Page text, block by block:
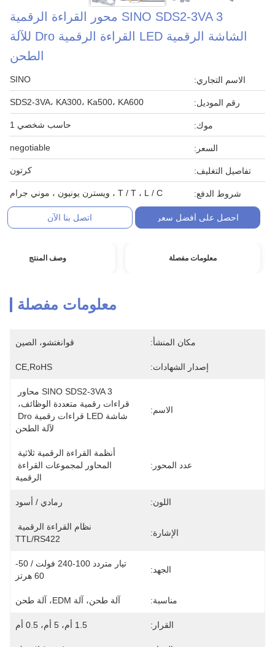
SINO SDS2-3VA 3 محور القراءة الرقمية
الشاشة الرقمية LED القراءة الرقمية Dro للآلة
الطحن
الاسم التجاري: SINO
رقم الموديل: SDS2-3VA، KA300، Ka500، KA600
موك: حاسب شخصي 1
السعر: negotiable
تفاصيل التغليف: كرتون
شروط الدفع: T / T ، L / C ، ويسترن يونيون ، موني جرام
احصل على أفضل سعر اتصل بنا الآن
معلومات مفصلة وصف المنتج
معلومات مفصلة
مكان المنشأ: قوانغتشو، الصين
إصدار الشهادات: CE,RoHS
الاسم:
لآلة الطحن
عدد المحور:
الرقمية
اللون: رمادي / أسود
الإشارة:
TTL/RS422
الجهد:
تيار متردد 100-240 فولت / 50-
60 هرتز
مناسبة: آلة طحن، آلة EDM، آلة طحن
القرار: 1.5 أم، 5 أم، 0.5 أم